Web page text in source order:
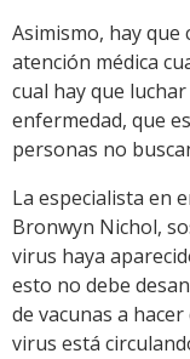
Asimismo, hay que
atención médica
cual hay que
enfermedad, que
personas no
La especialista en
Bronwyn Nichol,
virus haya
esto no debe
de vacunas a
virus está